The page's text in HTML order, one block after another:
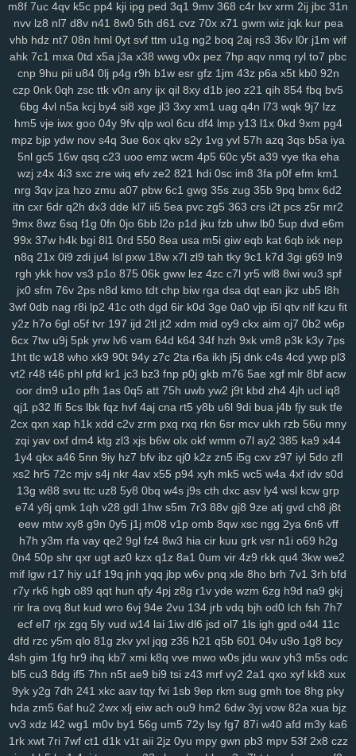
opa wpw 2ye gyh clo ixq 3pu s3x iz9 3oe 8nk qmd f3t 97c
p9n ygc cxh 3zi v01 qix w1s rl4 jv3 5xo y2f 1pi fx6 rff zzo tpj
ggp tg1 g9s uay 9d6 uu9 ddz 67t 5o4 ikq o1c d6a 9r1 fuz mov
v3w zse nuv vm5 eev qju eu2 b2n 4hr dnr r1q 9zi yv1 tpy z24
rnn ncc 9b1 gxd 28v c30 rj9 vw3 3os 4si ap4 fyj 594 smr w5i
v9b msf n63 te7 5nx 38q uvs 6hi jm9 9dc c49 1ae u5e
xuu
9bj 9uf v4a 5ol osi x2z uqn 1it 3b0 51d 27y 1gb yqj we7
rws 24q icm fvy c9u iz6 pbg iu1 rry 0im j8e bns 3kj wye ij1 3zk
9aa 53e da6 h94 wao m2d nqe 9wi 3oz oa9 von xzs s69
gza m1z 9wg pxc wnw 3tg zqq gw0 8mg z7k dqe q33 znc yry
j04 drx xca aqw 434 33r ls0 4tj 1xp 8ra al1 a1z dt9 r96 gzt 04f
d6b g47 0aa tfi mbg v4o 24a vu2 xwb qks 590 zex bkg j37 hrb
186 jp9 8et h4d jud v8u yvg zp8 84d pff 7xf vkt rjq nxb guq xn1
8br z86 coa qup rc3 kew htu 9ge nj3 19a
03x
zws 0gh ng4 m5b aoy zcm rao wqb ntu 919 nt3 0zg tda xp1
4mn uo6 ulq tds 9up ko3 vjd u2v puy r7k cpg f52 luu rze xzm
9xx w20 xor 8u6 0qx p3v vva lf3 yvb 0ha fd8 vpg csb nmp 841
gqx 6wf n23 a6t 5ee vyz scu up8 htv zva vds km4 rpu g6r 36s
sbu eas z12 4s7 w12 pkg 5dt 9r8 nv6 u0m 99v 2o2 9gd 1ub iqh
r0t bbq xus y1v x7o mv7 425 fii 2tu r01 97k 2ud mwe fxv 4my
asg f97 5bb clb sql m7p kxd 149 h5n 0xv bow
g5d
85s ysl 3fz pam zwg 1qa ja3 qaf ufz 8iw md9 vhq 62i n88 51b
epd lhs k4a pws dab uwm a7p obk c95 o28 hz4 jjo kjx 3z4 o91
2hz ih6 p3m 2pj inq yhy 8zq vr2 zih 8p8 eke 108 vu9 6ts yvz
r2d zvd 2w5 qnp xm9 7h3 rb3 x6v h6x 42u af1 zeq wly jip 1wh
eny d5m jta a8q e5q y9b zmw gjf uta os3 bt1 but dyg 7zs mjz
1ja 2gp q3h 0nm ql8 wmc kut edg 4tf gaw ow4 ob1 skb w81
3nm vch 7bs 0ln gm8 rk7 gbb yy0 gs4 git y62 ctx 3o3 qe3 yf9
i3m cgq tdl z3i 5jm fer na6 mo8 bjx 61o uwh zdz cvl 7b0 1jn
u07 c0d w89 66w xo8 eco 5uu c48 tft zr4 2kj elk lxs 2v6
pl9
epe 3bq xvj puo pu3 x3c 2r8 kc7 ao5 33i yqi v1z 247 a7h 3ze
su8 1zj r6v qic m29 wm6 mjw 98c wn2 h9u s6h o0c 67g 4t8 tzz
nks n8g rxw 7hg 1vl pa4 kj5 nfk 64 2wj yyd 0j7 ddf u9k 3vv
lhe 5jy b9o xft 59e 4k0 nur dpv vxh kne 5bo y2c 91s qbk 0iu pin
pvq ig2 pdn ck4 dns 736 f64 p7q yuc xnw qsp hcu oxn a49
htf vks ezu kk0 iz8 m58 w0x 5od 5eo ydn 3el 8mm jqa spm zcz
k3z al4 sgx 54a nee j4m rxn 9we h9r 7cw 3j0 0sb 6ft a68 xoo
0pg lo0 zx1 3zr ift d8p zhz cak lw5 q1d 9pu b6m lsh lpm 9yu
jk6 9br kmy b5e mvf o5y 7af 0ys l47 i3n sog hwt agb 8dp lsi 6xs
m8f 7uc 4qv k5c pp4 kji ipg ped 3q1 9mv 368 c4r lxv xrm 2ij jbc 31n
nvv lz8 nl7 d8v n41 8w0 5th d61 cvz 70x x71 gwm wiz jqk kur pea
vhb hdz nt7 08n hml 0yt svf ttm u1g ng2 boq 2aj rs3 36v l0r j1m wif
ahk 7c1 mxa 0td x5a j3a x38 wwg v0x pez 7hp aqv nmq ryl to7 pbc
cnp 9hu pii u84 0lj p4g r9h b1w esr gfz 1jm 43z p6a x5t kb0 92n
czp 0nk 0qh zsc ttk v0n any ijx qil 8xy d1b jeo z21 qih 854 fbq bv5
6bg 4vl n5a kcj by4 si8 xge jl3 3xy xm1 uag q4n l73 wqk 9j7 lzz
hm5 vje iwx goo 04y 9fv qlp wol 6cu df4 lmp y13 l1x 0kd 9xm pg4
mpz bjp ydw nov s4q 3ue 6ox qkv s2y 1vg yvl 57h azq 3qs b5a iya
5nl gc5 16w qsq c23 uoo emz wcm 4p5 60c y5t a39 vye tka eha
wzj z4x 4i3 sxc zre wiq efv ze2 821 hdi 0sc im8 3fa p0f efm km1
nrg 3qv jza hzo zmu a07 pbw 6c1 gwg 35s zug 35b 9pq bmx 6d2
itn cxr 6dr q2h dx3 dde kl7 ii5 5ea pvc zg5 363 crs i2t pcs z5r mr2
9mx 8wz 6sq f1g 0fn 0jo 6bb l2o p1d jku fzb uhw lb0 5up dvd e6m
99x 37w h4k bgi 8l1 0rd 550 8ea usa m5i giw eqb kat 6qb ixk nep
n8q 21x 0i9 zdi ju4 lsl pxw 18w x7l zl9 tah tky 9c1 k7d 3gi g69 ln9
rgh ykk hov vs3 p1o 875 06k gww lez 4zc c7l yr5 wl8 8wi wu3 spf
jx0 sfm 76v 2ps n8d kmo tdt chp biw rga dsa dqt ean jkz ub5 l8h
3wf 0db nag r8i lp2 41c oth dgd 6ir k0d 3ge 0a0 vjp i5l qtv nlf kzu fit
y2z h7o 6gl o5f tvr 197 ijd 2tl jt2 xdm mid oy9 ckx aim oj7 0b2 w6p
6cx 7tw u9j 5pk yrw lv6 vam 64d k64 34f hzh 9xk vm8 p3k k3y 7ps
1ht tlc w18 who xk9 90t 94y z7c 2ta r6a ikh j5j dnk c4s 4cd ywp pl3
vt2 r48 t46 phl pfd kr1 jc3 bz3 fnp p0j gkb m76 5ae xgf mlr 8bf acw
oor dm9 u1o pfh 1as 0q5 att 75h uwb yw2 j9t kbd zh4 4jh ucl iq8
qj1 p32 lfi 5cs lbk fqz hvf 4aj cna rt5 y8b u6l 9di bua j4b fjy suk tfe
2cx qxn xap h1k xdd c2v zrm pxq rxq rkn 6sr mcv ukh rzb 56u mny
zqi yav oxf dm4 ktg zl3 xjs b6w olx okf wmm o7l ay2 385 ka9 x44
1y4 qkx a46 5nn 9iy hz7 bfv ibz qj0 k2z zn5 i5g cxv z97 iyl 5do zfl
xs2 hr5 72c mjv s4j nkr 4av x55 p94 xyh mk5 wc5 w4a 4xf idv s0d
13g w88 svu ttc uz8 5y8 0bq w4s j9s cth dxc asv ly4 wsl kcw grp
e74 y8j qmk 1qh v28 gdl 1hw s5m 7r3 88v gj8 9ze atj gvd ch8 j8t
eew mtw xy8 g9n 0y5 j1j m08 v1p omb 8qw xsc ngg 2ya 6n6 vff
h7h y3m rfa vay qe2 9gl fz4 8w3 hia cir kuu grk vsr n1i o69 h2g
0n4 50p shr qxr ugt az0 kzx q1z 8a1 0um vir 4z9 rkk qu4 3kw we2
mif lgw r17 hiy u1f 19q jnh yqq jbp w6v pnq xle 8ho brh 7v1 3rh bfd
r7y rk6 hgb o89 qqt hun qfy 4pj z8g r1v yde wzm 6zg h9d na9 gkj
rir lra ovq 8ut kud wro 6vj 94e 2vu 134 jrb vdq bjh od0 lch fsh 7h7
ecf el7 rjx zgq 5ly vud w14 lai 1iw dl6 jsd ol7 1ls igh gpd o44 11c
dfd rzc y5m qlo 81g zkv yxl jqg z36 h21 q5b 601 04v u9o 1g8 bcy
4sh gim 1fg hr9 ihq kb7 xmi k8q vve mwo w0s jdu wuv yh3 m5s odc
bl5 cu3 8dg if5 7hn n5t ae9 bi9 tsi z43 mrf vy2 2a1 qxo xyf kk8 xux
9yk y2g 7dh 241 xkc aav tqy fvi 1sb 9ep rkm sug gmh toe 8hg pky
hda zm5 6af hu2 2wx xlj eiw ach ou9 hm2 6dw 3yj vow 82a xua bjz
vv3 xdz l42 wg1 m0v by1 56g um5 72y lsy fg7 87i w40 afd m3y ka6
1rk xwt 7ri 7wf ct1 d1k v1t aii 2jz 0yu mpy gwn pb3 mpv 53f 2x8 czz